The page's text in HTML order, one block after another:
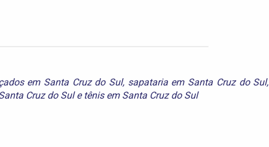
em Santa Cruz do Sul, sapataria em Santa Cruz do Sul,
Cruz do Sule tênis em Santa Cruz do Sul